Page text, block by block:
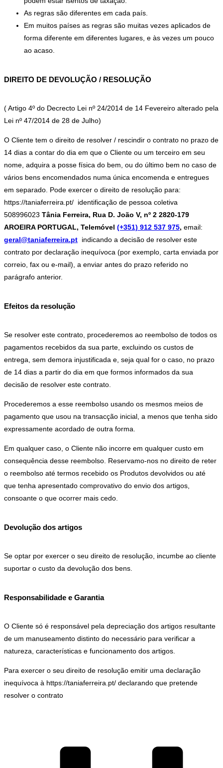
As regras são diferentes em cada país.
Em muitos países as regras são muitas vezes aplicados de
forma diferente em diferentes lugares, e às vezes um pouco
ao acaso.
DIREITO DE DEVOLUÇÃO / RESOLUÇÃO
( Artigo 4º do Decrecto Lei nº 24/2014 de 14 Fevereiro alterado pela
Lei nº 47/2014 de 28 de Julho)
O Cliente tem o direito de resolver / rescindir o contrato no prazo de
14 dias a contar do dia em que o Cliente ou um terceiro em seu
nome, adquira a posse física do bem, ou do último bem no caso de
vários bens encomendados numa única encomenda e entregues
em separado. Pode exercer o direito de resolução para:
https://taniaferreira.pt/ identificação de pessoa coletiva
508996023 Tânia Ferreira, Rua D. João V, nº 2 2820-179
AROEIRA PORTUGAL, Telemóvel (+351) 912 537 975, email:
geral@taniaferreira.pt indicando a decisão de resolver este
contrato por declaração inequívoca (por exemplo, carta enviada por
correio, fax ou e-mail), a enviar antes do prazo referido no
parágrafo anterior.
Efeitos da resolução
Se resolver este contrato, procederemos ao reembolso de todos os
pagamentos recebidos da sua parte, excluindo os custos de
entrega, sem demora injustificada e, seja qual for o caso, no prazo
de 14 dias a partir do dia em que formos informados da sua
decisão de resolver este contrato.
Procederemos a esse reembolso usando os mesmos meios de
pagamento que usou na transacção inicial, a menos que tenha sido
expressamente acordado de outra forma.
Em qualquer caso, o Cliente não incorre em qualquer custo em
consequência desse reembolso. Reservamo-nos no direito de reter
o reembolso até termos recebido os Produtos devolvidos ou até
que tenha apresentado comprovativo do envio dos artigos,
consoante o que ocorrer mais cedo.
Devolução dos artigos
Se optar por exercer o seu direito de resolução, incumbe ao cliente
suportar o custo da devolução dos bens.
Responsabilidade e Garantia
O Cliente só é responsável pela depreciação dos artigos resultante
de um manuseamento distinto do necessário para verificar a
natureza, características e funcionamento dos artigos.
Para exercer o seu direito de resolução emitir uma declaração
inequívoca à https://taniaferreira.pt/ declarando que pretende
resolver o contrato